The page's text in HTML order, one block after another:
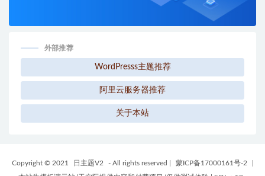
外部推荐
WordPresss主题推荐
阿里云服务器推荐
关于本站
Copyright © 2021 日主题V2 - All rights reserved 蒙ICP备17000161号-2